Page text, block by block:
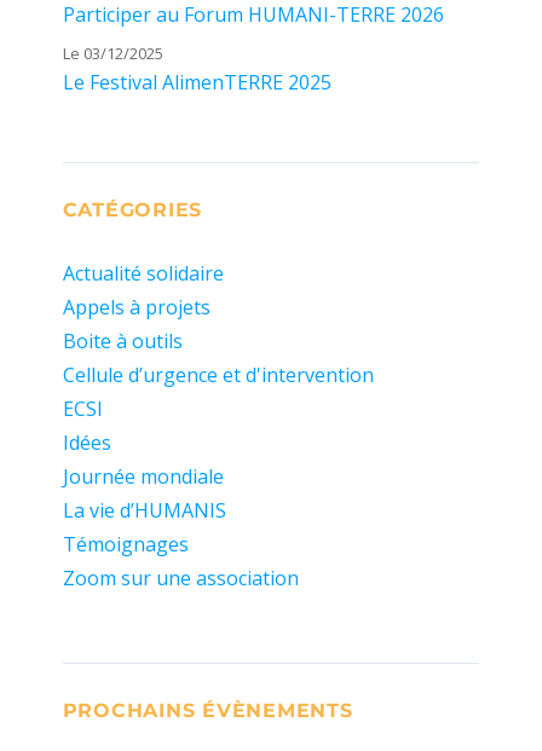
Participer au Forum HUMANI-TERRE 2026
Le 03/12/2025
Le Festival AlimenTERRE 2025
CATÉGORIES
Actualité solidaire
Appels à projets
Boite à outils
Cellule d’urgence et d'intervention
ECSI
Idées
Journée mondiale
La vie d’HUMANIS
Témoignages
Zoom sur une association
PROCHAINS ÉVÈNEMENTS